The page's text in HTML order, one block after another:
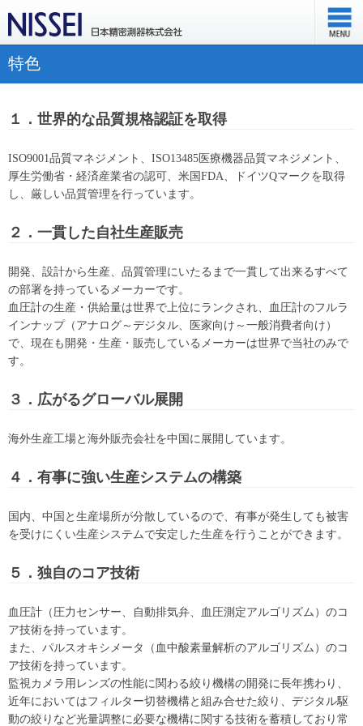
特色
１．世界的な品質規格認証を取得
ISO9001品質マネジメント、ISO13485医療機器品質マネジメント、
厚生労働省・経済産業省の認可、米国FDA、ドイツQマークを取得
し、厳しい品質管理を行っています。
２．一貫した自社生産販売
開発、設計から生産、品質管理にいたるまで一貫して出来るすべて
の部署を持っているメーカーです。
血圧計の生産・供給量は世界で上位にランクされ、血圧計のフルラ
インナップ（アナログ～デジタル、医家向け～一般消費者向け）
で、現在も開発・生産・販売しているメーカーは世界で当社のみで
す。
３．広がるグローバル展開
海外生産工場と海外販売会社を中国に展開しています。
４．有事に強い生産システムの構築
国内、中国と生産場所が分散しているので、有事が発生しても被害
を受けにくい生産システムで安定した生産を行うことができます。
５．独自のコア技術
血圧計（圧力センサー、自動排気弁、血圧測定アルゴリズム）のコ
ア技術を持っています。
また、パルスオキシメータ（血中酸素量解析のアルゴリズム）のコ
ア技術を持っています。
監視カメラ用レンズの性能に関わる絞り機構の開発に長年携わり、
近年においてはフィルター切替機構と組み合せた絞り、デジタル駆
動の絞りなど光量調整に必要な機構に関する技術を蓄積しており常